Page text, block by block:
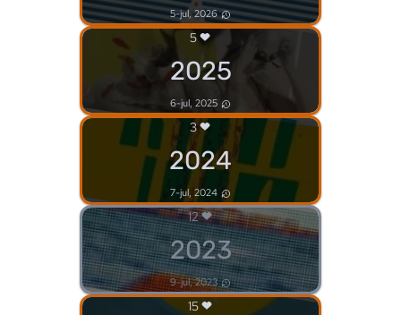
5-jul, 2026
5
2025
6-jul, 2025
3
2024
7-jul, 2024
12
2023
9-jul, 2023
15